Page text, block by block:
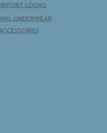
LOOKS
UNDERWEAR